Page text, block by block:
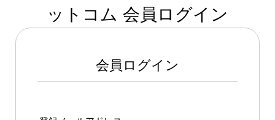
ットコム 会員ログイン
会員ログイン